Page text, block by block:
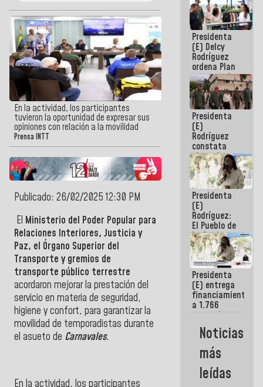
En la actividad, los participantes
tuvieron la oportunidad de expresar sus
opiniones con relación a la movilidad
Prensa INTT
Publicado: 26/02/2025 12:30 PM
El Ministerio del Poder Popular para
Relaciones Interiores, Justicia y
Paz, el Órgano Superior del
Transporte y gremios de
transporte público terrestre
acordaron mejorar la prestación del
servicio en materia de seguridad,
higiene y confort, para garantizar la
movilidad de temporadistas durante
el asueto de Carnavales.
En la actividad, los participantes
baloncesto
por su
clasificación
a la
AmeriCup
2027
Presidenta
(E) Delcy
Rodríguez
ordena Plan
maestro de
desarrollo
logístico y
turístico
para La
Guaira
Presidenta
(E)
Rodríguez
constata
obras de
rehabilitación
de Escuela
Militar de
Mamo en La
Guaira
Presidenta
(E)
Rodríguez:
El Pueblo de
La Guaira
siempre
estará
acompañada
por el
Gobierno
Nacional
Presidenta
(E) entrega
financiamientos
a 1.766
comerciantes
emprendedores
afectados
por
terremotos
Noticias
más
leídas